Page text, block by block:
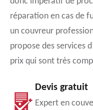
réparation en cas de
un couvreur
propose des services
prix qui sont très
Devis gratuit
Expert en